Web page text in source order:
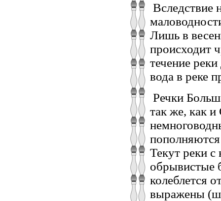
Вследствие
Лишь в
происходит
течение
вода в реке
Речки
так же, как
Текут реки
обрывистые
колеблется
выражены